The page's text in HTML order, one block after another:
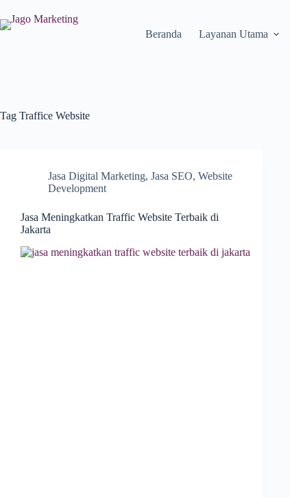
Beranda Layanan Utama
Tag Traffice Website
Jasa Digital Marketing, Jasa SEO, Website
Development
Jasa Meningkatkan Traffic Website Terbaik di
Jakarta